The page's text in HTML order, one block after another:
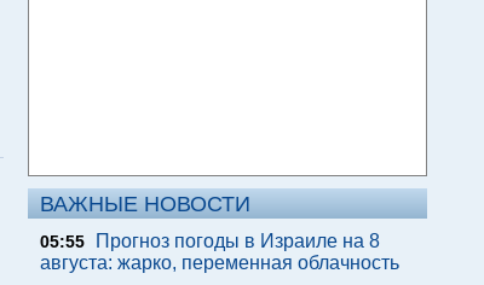
ВАЖНЫЕ НОВОСТИ
05:55
Прогноз погоды в Израиле на 8
августа: жарко, переменная облачность